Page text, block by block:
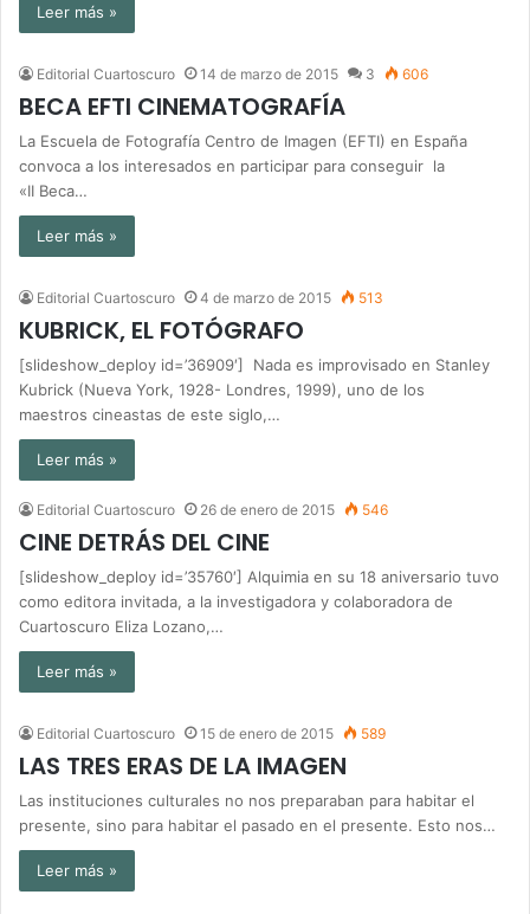
Leer más »
Editorial Cuartoscuro 14 de marzo de 2015 3 606
BECA EFTI CINEMATOGRAFÍA
La Escuela de Fotografía Centro de Imagen (EFTI) en España
convoca a los interesados en participar para conseguir la
«II Beca…
Leer más »
Editorial Cuartoscuro 4 de marzo de 2015 513
KUBRICK, EL FOTÓGRAFO
[slideshow_deploy id=’36909′] Nada es improvisado en Stanley
Kubrick (Nueva York, 1928- Londres, 1999), uno de los
maestros cineastas de este siglo,…
Leer más »
Editorial Cuartoscuro 26 de enero de 2015 546
CINE DETRÁS DEL CINE
[slideshow_deploy id=’35760′] Alquimia en su 18 aniversario tuvo
como editora invitada, a la investigadora y colaboradora de
Cuartoscuro Eliza Lozano,…
Leer más »
Editorial Cuartoscuro 15 de enero de 2015 589
LAS TRES ERAS DE LA IMAGEN
Las instituciones culturales no nos preparaban para habitar el
presente, sino para habitar el pasado en el presente. Esto nos…
Leer más »